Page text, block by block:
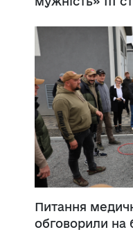
Питання
обговорили на